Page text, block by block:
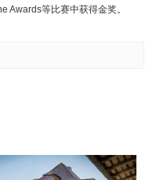
Awards等比赛中获得金奖。